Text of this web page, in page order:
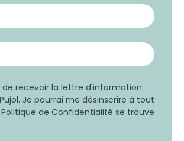
recevoir la lettre d'information
Je pourrai me désinscrire à tout
de Confidentialité se trouve